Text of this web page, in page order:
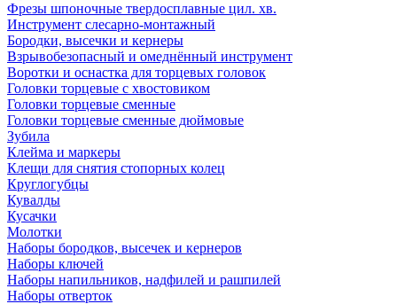
Фрезы шпоночные твердосплавные цил. хв.
Инструмент слесарно-монтажный
Бородки, высечки и кернеры
Взрывобезопасный и омеднённый инструмент
Воротки и оснаcтка для торцевых головок
Головки торцевые с хвостовиком
Головки торцевые сменные
Головки торцевые сменные дюймовые
Зубила
Клейма и маркеры
Клещи для снятия стопорных колец
Круглогубцы
Кувалды
Кусачки
Молотки
Наборы бородков, высечек и кернеров
Наборы ключей
Наборы напильников, надфилей и рашпилей
Наборы отверток